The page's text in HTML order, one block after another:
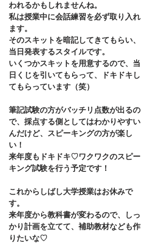
われるかもしれませんね。
私は授業中に会話練習を必ず取り入れ
ます。
そのスキットを暗記してきてもらい、
当日発表するスタイルです。
いくつかスキットを用意するので、当
日くじを引いてもらって、ドキドキし
てもらっています（笑）
筆記試験の方がバッチリ点数が出るの
で、採点する側としてはわかりやすい
んだけど、スピーキングの方が楽し
い！
来年度もドキドキ♡ワクワクのスピー
キング試験を行う予定です！
これからしばし大学授業はお休みで
す。
来年度から教科書が変わるので、しっ
かり計画を立てて、補助教材なども作
りたいな♡